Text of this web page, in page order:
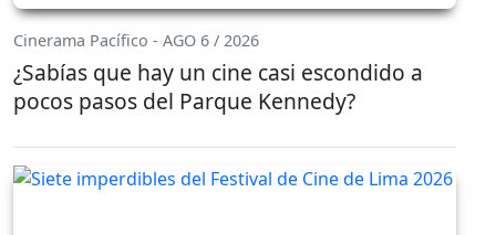
Cinerama Pacífico - AGO 6 / 2026
¿Sabías que hay un cine casi escondido a
pocos pasos del Parque Kennedy?